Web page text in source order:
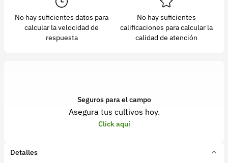
No hay suficientes datos para
calcular la velocidad de
respuesta
No hay suficientes
calificaciones para calcular la
calidad de atención
Seguros para el campo
Asegura tus cultivos hoy.
Click aquí
Detalles